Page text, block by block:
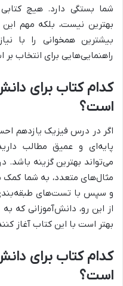
شما بستگی دارد. هیچ
بهترین نیست، بلکه مهم
بیشترین همخوانی را با
راهنمایی‌هایی برای انتخاب
کدام کتاب برای
است؟
اگر در درس فیزیک یازدهم
پایه‌ای و عمیق مطالب
می‌تواند بهترین گزینه باشد.
مثال‌های متعدد، به شما کمک
و سپس با تست‌های طبقه‌بندی
از این رو، دانش‌آموزانی که
بهتر است با این کتاب آغاز
کدام کتاب برای
است؟